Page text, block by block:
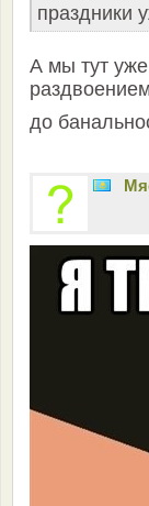
праздники
А мы тут
до